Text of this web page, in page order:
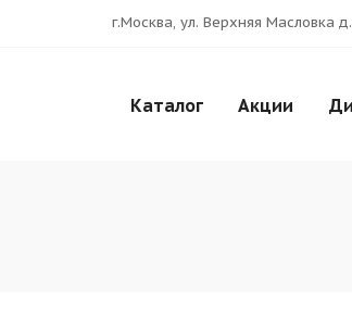
г.Москва, ул. Верхняя Масловка
Каталог Акции